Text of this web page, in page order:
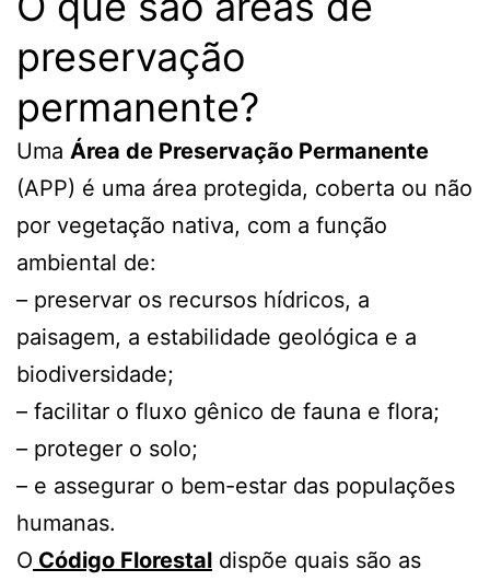
preservação
permanente?
Uma Área de Preservação Permanente
(APP) é uma área protegida, coberta ou não
por vegetação nativa, com a função
ambiental de:
– preservar os recursos hídricos, a
paisagem, a estabilidade geológica e a
biodiversidade;
– facilitar o fluxo gênico de fauna e flora;
– proteger o solo;
– e assegurar o bem-estar das populações
humanas.
O Código Florestal dispõe quais são as